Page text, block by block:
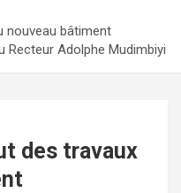
nouveau bâtiment
Adolphe Mudimbiyi
des travaux